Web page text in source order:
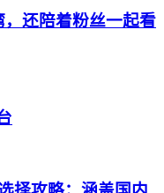
还陪着粉丝一起看